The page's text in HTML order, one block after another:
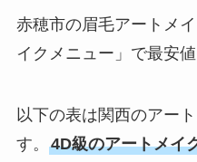
赤穂市の眉毛アートメ
イクメニュー」で最安
以下の表は関西のアー
す。 4D級のアートメイ